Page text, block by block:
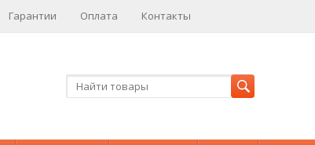
Гарантии Оплата Контакты